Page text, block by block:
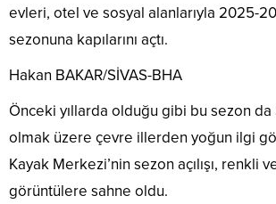
evleri, otel ve sosyal alanlarıyla 2025-
sezonuna kapılarını açtı.
Hakan BAKAR/SİVAS-BHA
Önceki yıllarda olduğu gibi bu sezon da
olmak üzere çevre illerden yoğun ilgi
Kayak Merkezi’nin sezon açılışı, renkli
görüntülere sahne oldu.